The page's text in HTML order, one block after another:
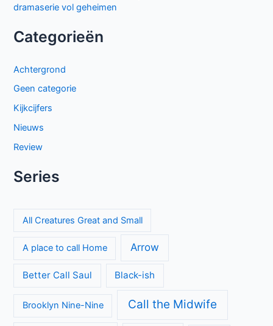
dramaserie vol geheimen
Categorieën
Achtergrond
Geen categorie
Kijkcijfers
Nieuws
Review
Series
All Creatures Great and Small
A place to call Home Arrow
Better Call Saul Black-ish
Brooklyn Nine-Nine Call the Midwife